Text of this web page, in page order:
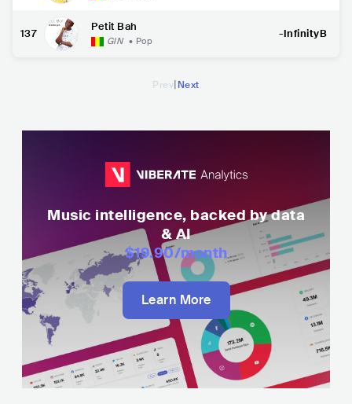
137
Petit Bah
GIN • Pop
-InfinityB
Prev|Next
Music intelligence, backed by data
& AI
$19.90/month
Learn More